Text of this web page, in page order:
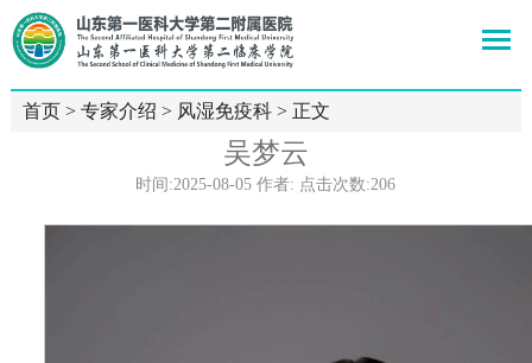
首页> 专家介绍 > 风湿免疫科> 正文
吴梦云
时间:2025-08-05 作者: 点击次数:206